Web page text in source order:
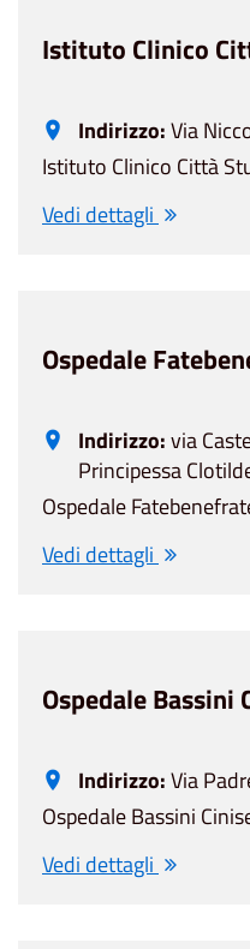
Istituto Clinico
Indirizzo:Via
Istituto Clinico Città
Vedi dettagli
Ospedale
Indirizzo:via
Principessa
Ospedale
Vedi dettagli
Ospedale Bassini
Indirizzo:Via
Ospedale Bassini
Vedi dettagli